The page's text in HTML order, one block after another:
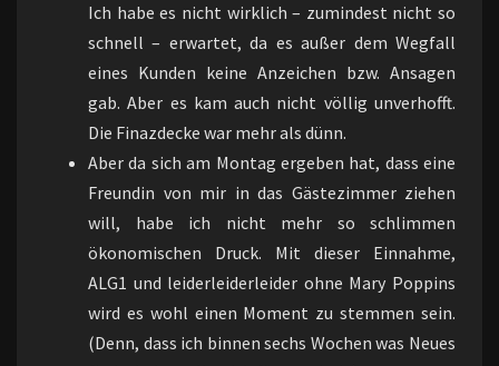
Ich habe es nicht wirklich – zumindest nicht so
schnell – erwartet, da es außer dem Wegfall
eines Kunden keine Anzeichen bzw. Ansagen
gab. Aber es kam auch nicht völlig unverhofft.
Die Finazdecke war mehr als dünn.
Aber da sich am Montag ergeben hat, dass eine
Freundin von mir in das Gästezimmer ziehen
will, habe ich nicht mehr so schlimmen
ökonomischen Druck. Mit dieser Einnahme,
ALG1 und leiderleiderleider ohne Mary Poppins
wird es wohl einen Moment zu stemmen sein.
(Denn, dass ich binnen sechs Wochen was Neues